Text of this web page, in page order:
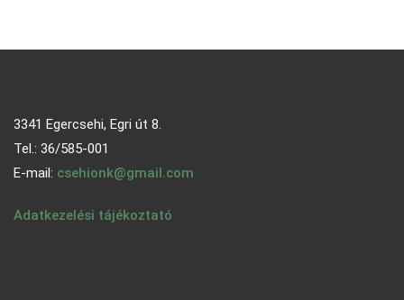
3341 Egercsehi, Egri út 8.
Tel.: 36/585-001
E-mail: csehionk@gmail.com
Adatkezelési tájékoztató